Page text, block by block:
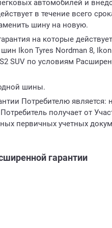
автомобилей и
в течение всего
шину на новую.
на которые
Ikon Tyres Nordman 8,
SUV по условиям
шины.
Потребителю является:
получает от
первичных учетных
гарантии